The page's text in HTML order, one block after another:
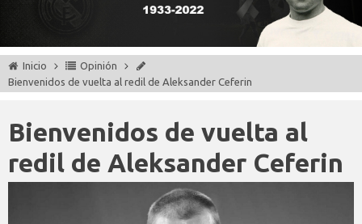
Inicio
Opinión
Bienvenidos de vuelta al redil de Aleksander Ceferin
Bienvenidos de vuelta al
redil de Aleksander Ceferin